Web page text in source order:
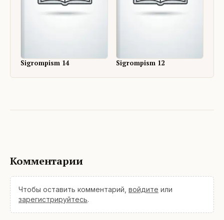
Sigrompism 14 Sigrompism 12
Комментарии
Чтобы оставить комментарий, войдите или
зарегистрируйтесь.